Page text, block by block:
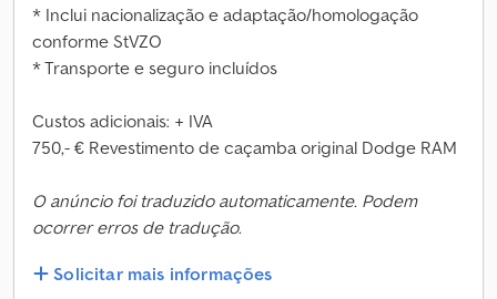
* Inclui nacionalização e adaptação/homologação
conforme StVZO
* Transporte e seguro incluídos
Custos adicionais: + IVA
750,- € Revestimento de caçamba original Dodge RAM
O anúncio foi traduzido automaticamente. Podem
ocorrer erros de tradução.
Solicitar mais informações